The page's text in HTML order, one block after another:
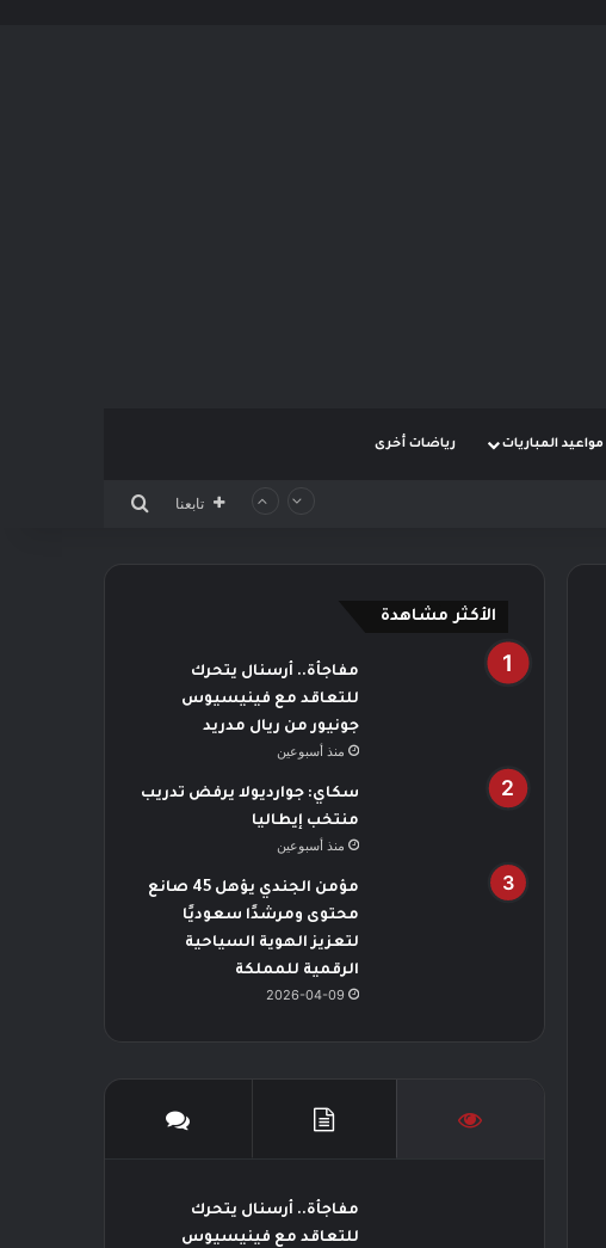
مواعيد المباريات رياضات أخرى
تابعنا بحث عن
الأكثر مشاهدة
مفاجأة.. أرسنال يتحرك
للتعاقد مع فينيسيوس
جونيور من ريال مدريد
منذ أسبوعين
سكاي: جوارديولا يرفض تدريب
منتخب إيطاليا
منذ أسبوعين
مؤمن الجندي يؤهل 45 صانع
محتوى ومرشدًا سعوديًا
لتعزيز الهوية السياحية
الرقمية للمملكة
2026-04-09
مفاجأة.. أرسنال يتحرك
للتعاقد مع فينيسيوس